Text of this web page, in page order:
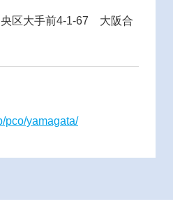
区大手前4-1-67 大阪合
pco/yamagata/